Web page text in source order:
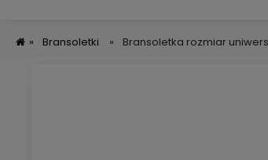
» Bransoletki » Bransoletka rozmiar